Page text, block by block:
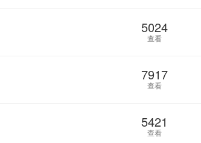
5024
查看
7917
查看
5421
查看